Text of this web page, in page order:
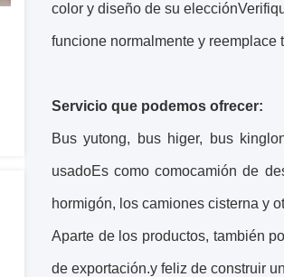
color y diseño de su
funcione normalmente y
Servicio que podemos ofrecer:
Bus yutong, bus higer, bus
usadoEs como comocamión de
hormigón, los camiones cisterna y
Aparte de los productos, también
de exportación.y feliz de construir